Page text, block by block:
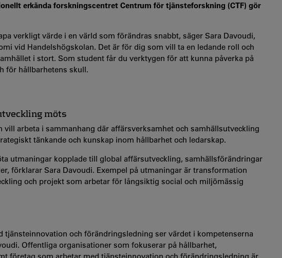
erkända forskningscentret Centrum för tjänsteforskning (CTF) gör
verkligt värde i en värld som förändras snabbt, säger Sara Davoudi,
vid Handelshögskolan. Det är för dig som vill ta en ledande roll och
i stort. Som student får du verktygen för att kunna påverka på
för hållbarhetens skull.
möts
arbeta i sammanhang där affärsverksamhet och samhällsutveckling
tänkande och kunskap inom hållbarhet och ledarskap.
utmaningar kopplade till global affärsutveckling, samhällsförändringar
förklarar Sara Davoudi. Exempel på utmaningar är transformation
och projekt som arbetar för långsiktig social och miljömässig
tjänsteinnovation och förändringsledning ser värdet i kompetenserna
Offentliga organisationer som fokuserar på hållbarhet,